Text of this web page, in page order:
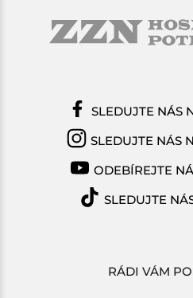
RÁDI VÁM
SLEDUJTE NÁS
SLEDUJTE NÁS
ODEBÍREJTE
SLEDUJTE